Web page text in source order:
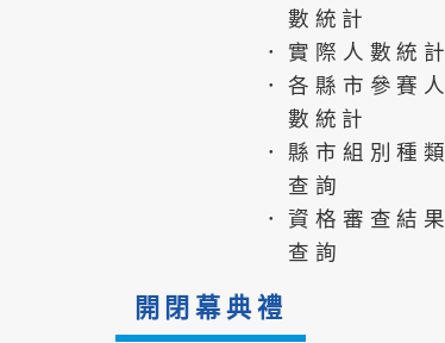
數統計
．實際人數統計
．各縣市參賽人
數統計
．縣市組別種類
查詢
．資格審查結果
查詢
開閉幕典禮